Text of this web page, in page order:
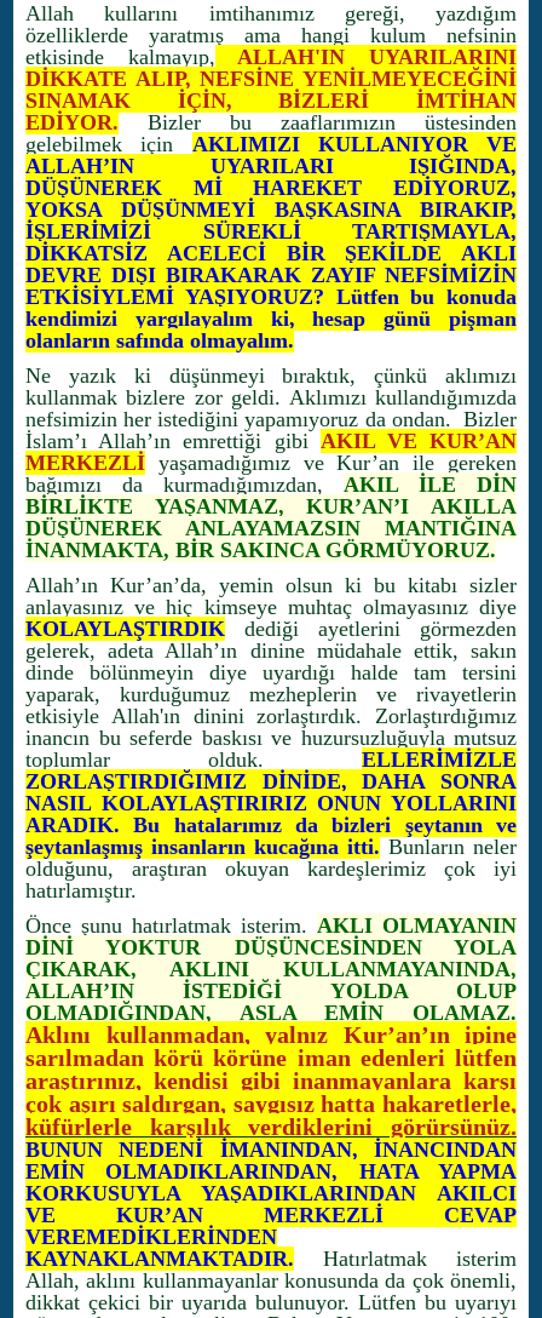
Allah kullarını imtihanımız gereği, yazdığım
özelliklerde yaratmış ama hangi kulum nefsinin
etkisinde kalmayıp, ALLAH'IN UYARILARINI
DİKKATE ALIP, NEFSİNE YENİLMEYECEĞİNİ
SINAMAK İÇİN, BİZLERİ İMTİHAN
EDİYOR. Bizler bu zaaflarımızın üstesinden
gelebilmek için AKLIMIZI KULLANIYOR VE
ALLAH’IN UYARILARI IŞIĞINDA,
DÜŞÜNEREK Mİ HAREKET EDİYORUZ,
YOKSA DÜŞÜNMEYİ BAŞKASINA BIRAKIP,
İŞLERİMİZİ SÜREKLİ TARTIŞMAYLA,
DİKKATSİZ ACELECİ BİR ŞEKİLDE AKLI
DEVRE DIŞI BIRAKARAK ZAYIF NEFSİMİZİN
ETKİSİYLEMİ YAŞIYORUZ? Lütfen bu konuda
kendimizi yargılayalım ki, hesap günü pişman
olanların safında olmayalım.
Ne yazık ki düşünmeyi bıraktık, çünkü aklımızı
kullanmak bizlere zor geldi. Aklımızı kullandığımızda
nefsimizin her istediğini yapamıyoruz da ondan. Bizler
İslam’ı Allah’ın emrettiği gibi AKIL VE KUR’AN
MERKEZLİ yaşamadığımız ve Kur’an ile gereken
bağımızı da kurmadığımızdan, AKIL İLE DİN
BİRLİKTE YAŞANMAZ, KUR’AN’I AKILLA
DÜŞÜNEREK ANLAYAMAZSIN MANTIĞINA
İNANMAKTA, BİR SAKINCA GÖRMÜYORUZ.
Allah’ın Kur’an’da, yemin olsun ki bu kitabı sizler
anlayasınız ve hiç kimseye muhtaç olmayasınız diye
KOLAYLAŞTIRDIK dediği ayetlerini görmezden
gelerek, adeta Allah’ın dinine müdahale ettik, sakın
dinde bölünmeyin diye uyardığı halde tam tersini
yaparak, kurduğumuz mezheplerin ve rivayetlerin
etkisiyle Allah'ın dinini zorlaştırdık. Zorlaştırdığımız
inancın bu seferde baskısı ve huzursuzluğuyla mutsuz
toplumlar olduk. ELLERİMİZLE
ZORLAŞTIRDIĞIMIZ DİNİDE, DAHA SONRA
NASIL KOLAYLAŞTIRIRIZ ONUN YOLLARINI
ARADIK. Bu hatalarımız da bizleri şeytanın ve
şeytanlaşmış insanların kucağına itti. Bunların neler
olduğunu, araştıran okuyan kardeşlerimiz çok iyi
hatırlamıştır.
Önce şunu hatırlatmak isterim. AKLI OLMAYANIN
DİNİ YOKTUR DÜŞÜNCESİNDEN YOLA
ÇIKARAK, AKLINI KULLANMAYANINDA,
ALLAH’IN İSTEDİĞİ YOLDA OLUP
OLMADIĞINDAN, ASLA EMİN OLAMAZ.
Aklını kullanmadan, yalnız Kur’an’ın ipine
sarılmadan körü körüne iman edenleri lütfen
araştırınız, kendisi gibi inanmayanlara karşı
çok aşırı saldırgan, saygısız hatta hakaretlerle,
küfürlerle karşılık verdiklerini görürsünüz.
BUNUN NEDENİ İMANINDAN, İNANCINDAN
EMİN OLMADIKLARINDAN, HATA YAPMA
KORKUSUYLA YAŞADIKLARINDAN AKILCI
VE KUR’AN MERKEZLİ CEVAP
VEREMEDİKLERİNDEN
KAYNAKLANMAKTADIR.
Hatırlatmak isterim
Allah, aklını kullanmayanlar konusunda da çok önemli,
dikkat çekici bir uyarıda bulunuyor. Lütfen bu uyarıyı